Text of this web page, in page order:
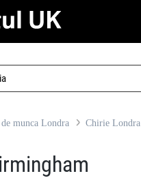
munca Londra Chirie Londra